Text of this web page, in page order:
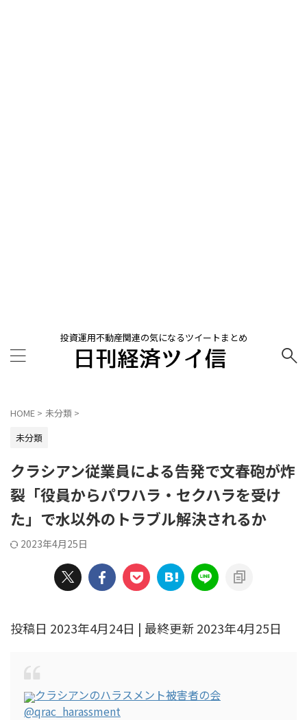
投資運用不動産関連の気になるツイートまとめ
HOME > 未分類 >
未分類
クラシアン従業員による告発で文春砲が炸
裂「役員からパワハラ・セクハラを受け
た」で水以外のトラブル解決されるか
2023年4月25日
投稿日 2023年4月24日 | 最終更新 2023年4月25日
クラシアンのハラスメント被害者の会
@qrac_harassment